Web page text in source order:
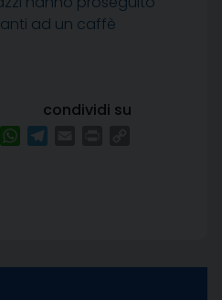
ad un caffè
condividi su
PinterestWhatsApp